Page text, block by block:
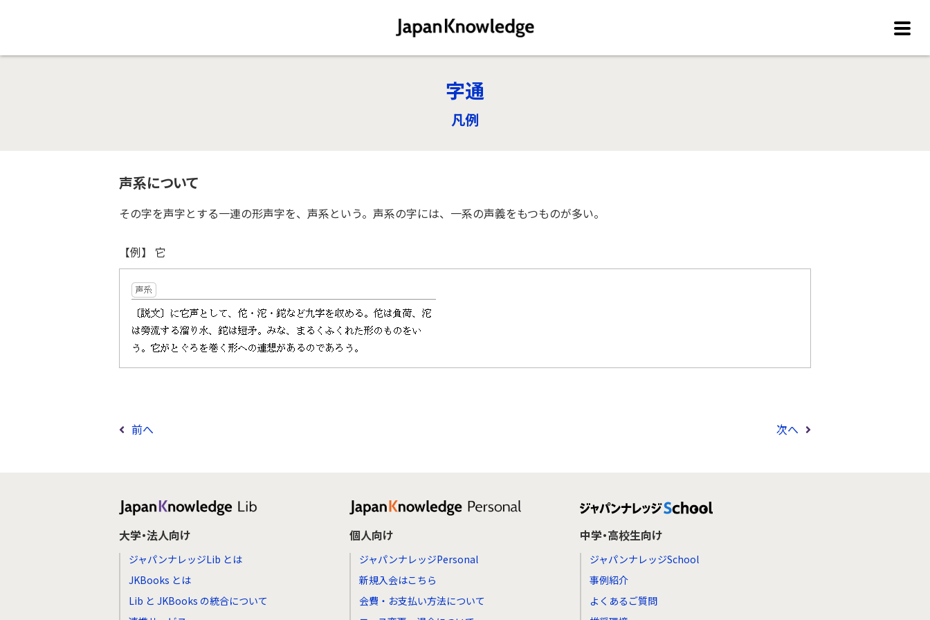
字通
凡例
声系について
その字を声字とする一連の形声字を、声系という。声系の字には、一系の声義をもつものが多い。
【例】 它
前へ 次へ
大学・法人向け
ジャパンナレッジLib とは
JKBooks とは
Lib と JKBooks の統合について
個人向け
ジャパンナレッジPersonal
新規入会はこちら
会費・お支払い方法について
中学・高校生向け
ジャパンナレッジSchool
事例紹介
よくあるご質問